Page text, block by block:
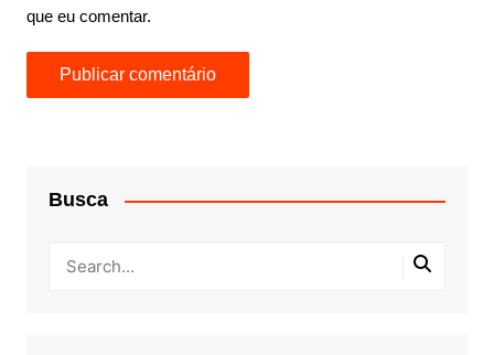
que eu comentar.
Busca